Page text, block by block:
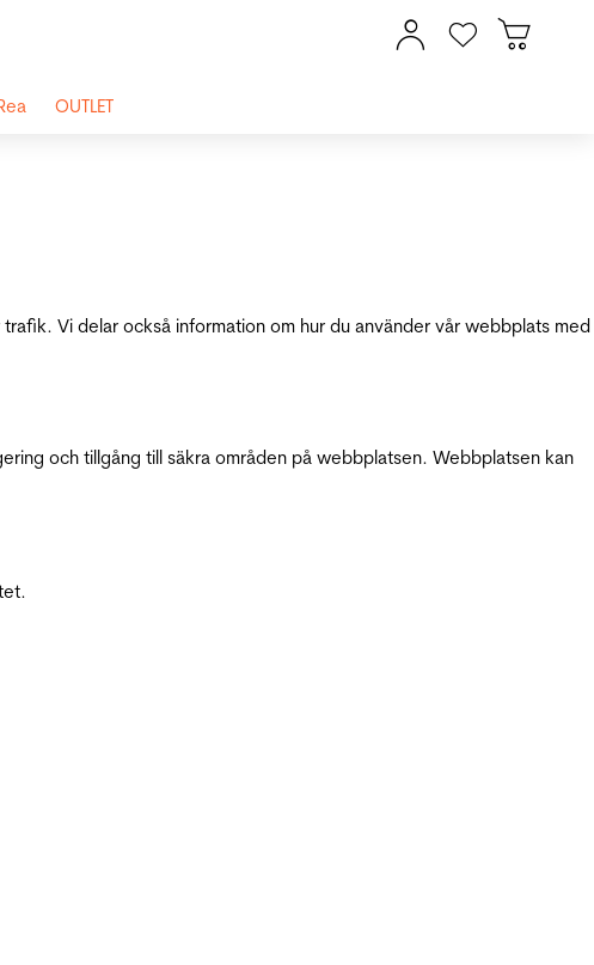
Vi delar också information om hur du använder vår webbplats med
och tillgång till säkra områden på webbplatsen. Webbplatsen kan
OUTLET